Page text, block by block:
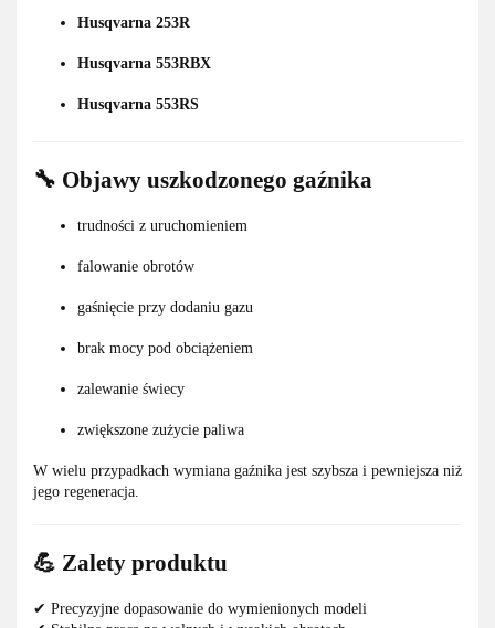
Husqvarna 253R
Husqvarna 553RBX
Husqvarna 553RS
🔧 Objawy uszkodzonego gaźnika
trudności z uruchomieniem
falowanie obrotów
gaśnięcie przy dodaniu gazu
brak mocy pod obciążeniem
zalewanie świecy
zwiększone zużycie paliwa
W wielu przypadkach wymiana gaźnika jest szybsza i pewniejsza niż
jego regeneracja.
💪 Zalety produktu
✔ Precyzyjne dopasowanie do wymienionych modeli